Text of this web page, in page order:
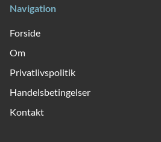
Navigation
Forside
Om
Privatlivspolitik
Handelsbetingelser
Kontakt